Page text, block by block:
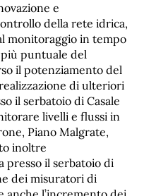
e
della rete idrica,
monitoraggio in tempo
puntuale del
il potenziamento del
di ulteriori
il serbatoio di Casale
livelli e flussi in
Piano Malgrate,
inoltre
presso il serbatoio di
dei misuratori di